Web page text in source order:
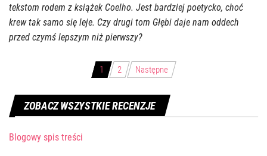
tekstom rodem z książek Coelho. Jest bardziej poetycko, choć
krew tak samo się leje. Czy drugi tom Głębi daje nam oddech
przed czymś lepszym niż pierwszy?
Stronicowanie
wpisów
1 2 Następne
ZOBACZ WSZYSTKIE RECENZJE
Blogowy spis treści